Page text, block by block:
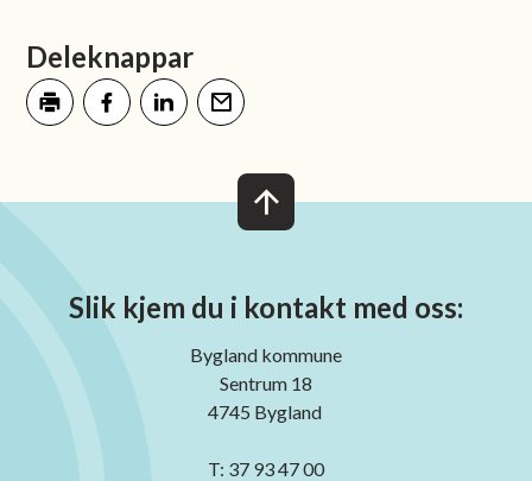
Deleknappar
Slik kjem du i kontakt med oss:
Bygland kommune
Sentrum 18
4745 Bygland
T: 37 93 47 00